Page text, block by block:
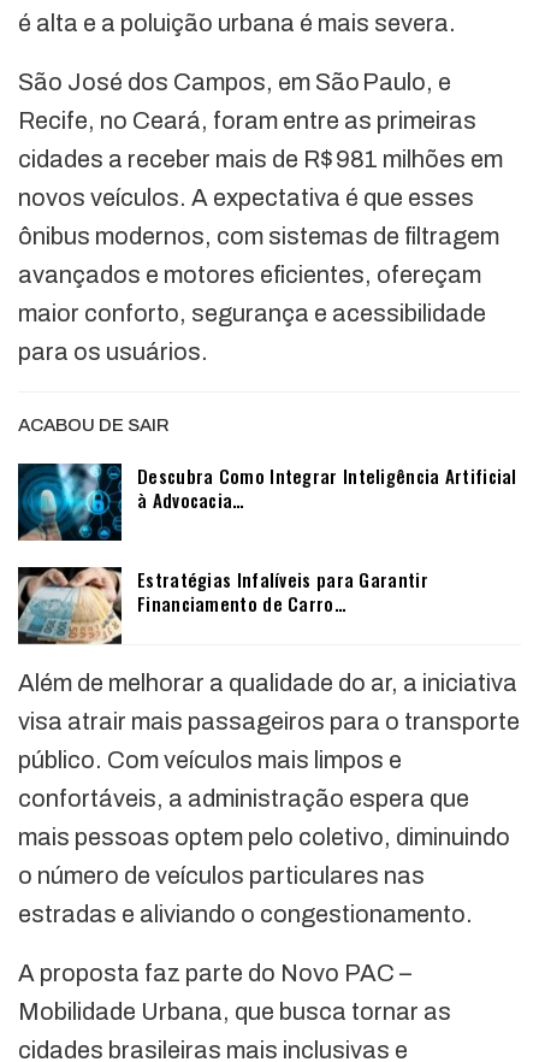
é alta e a poluição urbana é mais severa.
São José dos Campos, em São Paulo, e
Recife, no Ceará, foram entre as primeiras
cidades a receber mais de R$ 981 milhões em
novos veículos. A expectativa é que esses
ônibus modernos, com sistemas de filtragem
avançados e motores eficientes, ofereçam
maior conforto, segurança e acessibilidade
para os usuários.
ACABOU DE SAIR
Descubra Como Integrar Inteligência Artificial
à Advocacia…
Estratégias Infalíveis para Garantir
Financiamento de Carro…
Além de melhorar a qualidade do ar, a iniciativa
visa atrair mais passageiros para o transporte
público. Com veículos mais limpos e
confortáveis, a administração espera que
mais pessoas optem pelo coletivo, diminuindo
o número de veículos particulares nas
estradas e aliviando o congestionamento.
A proposta faz parte do Novo PAC –
Mobilidade Urbana, que busca tornar as
cidades brasileiras mais inclusivas e